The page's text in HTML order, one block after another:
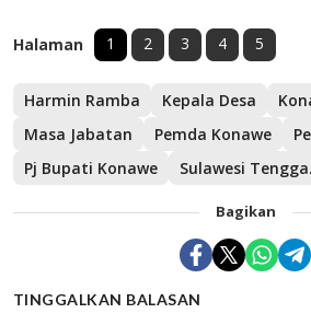
Halaman 1 2 3 4 5
Harmin Ramba Kepala Desa
Masa Jabatan
Pemda Konawe
Pj Bupati Konawe
Bagikan
TINGGALKAN BALASAN